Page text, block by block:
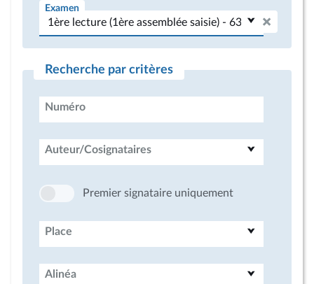
Examen
Recherche par critères
Numéro
Auteur/Cosignataires
Premier signataire uniquement
Place
Alinéa